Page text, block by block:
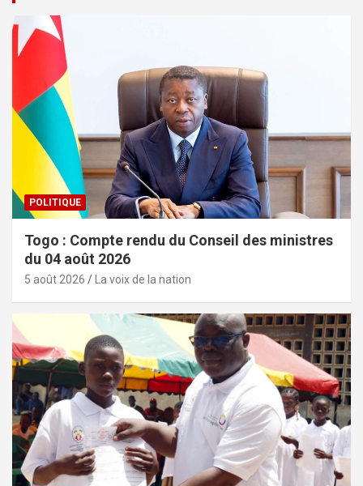
POLITIQUE
Togo : Compte rendu du Conseil des ministres
du 04 août 2026
5 août 2026 La voix de la nation